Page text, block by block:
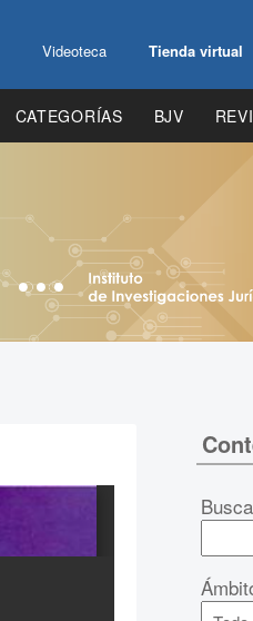
Videoteca Tienda virtual
CATEGORÍAS BJV